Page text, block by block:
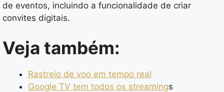
de eventos, incluindo a funcionalidade de criar
convites digitais.
Veja também:
Rastreio de voo em tempo real
Google TV tem todos os streamings